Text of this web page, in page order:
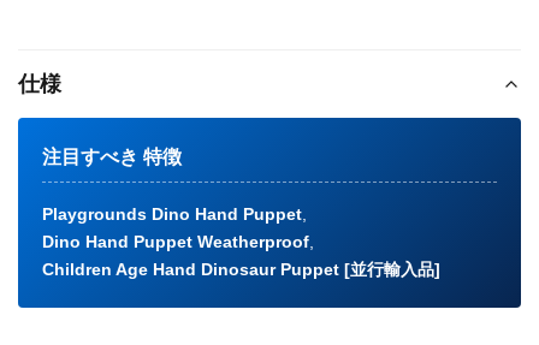
仕様
注目すべき 特徴
Playgrounds Dino Hand Puppet
Dino Hand Puppet Weatherproof
Children Age Hand Dinosaur Puppet [並行輸入品]